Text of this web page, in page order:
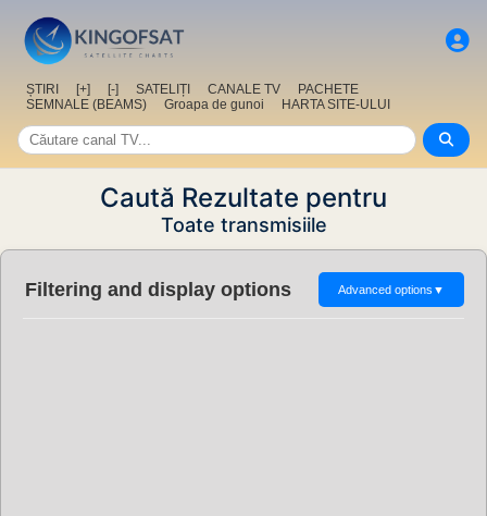
ȘTIRI [+] [-] SATELIȚI CANALE TV
PACHETE
SEMNALE (BEAMS)
Groapa de gunoi HARTA SITE-ULUI
Caută Rezultate pentru
Toate transmisiile
Filtering and display options Advanced options ▼